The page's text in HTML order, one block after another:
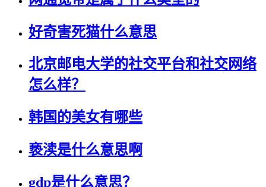
好奇害死猫什么意思
北京邮电大学的社交平台和社交网络
怎么样？
韩国的美女有哪些
亵渎是什么意思啊
gdp是什么意思？